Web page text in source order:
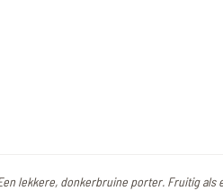
lekkere, donkerbruine porter. Fruitig als